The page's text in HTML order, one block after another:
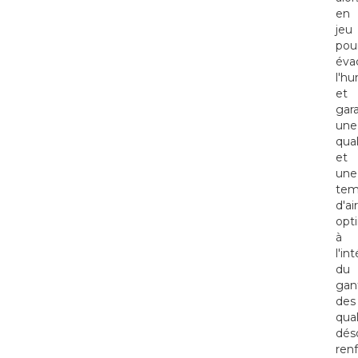
en
jeu
et
une
et
une
d'air
à
du
des